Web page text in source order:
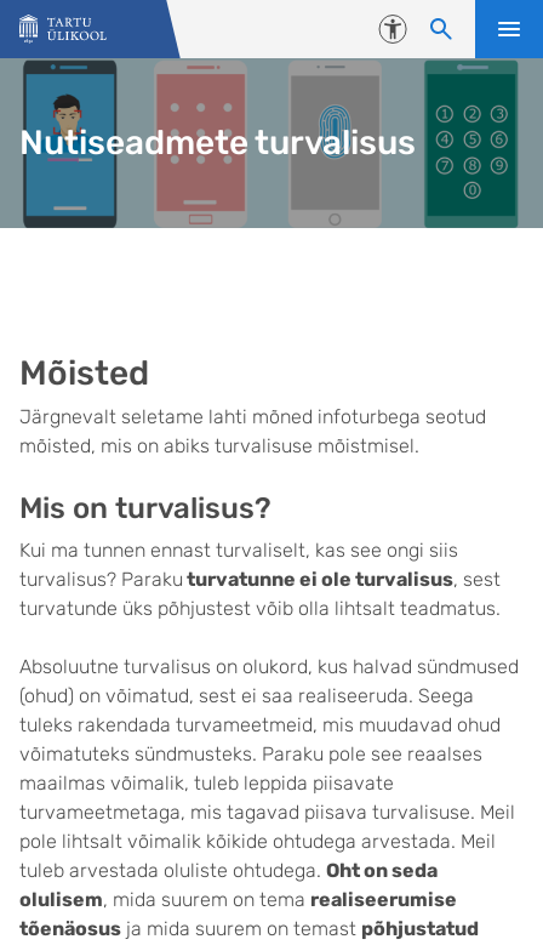
Liigu edasi põhisisu juurde
Juurdepääsetavus
Nutiseadmete turvalisus
Mõisted
Järgnevalt seletame lahti mõned infoturbega seotud
mõisted, mis on abiks turvalisuse mõistmisel.
Mis on turvalisus?
Kui ma tunnen ennast turvaliselt, kas see ongi siis
turvalisus? Paraku turvatunne ei ole turvalisus, sest
turvatunde üks põhjustest võib olla lihtsalt teadmatus.
Absoluutne turvalisus on olukord, kus halvad sündmused
(ohud) on võimatud, sest ei saa realiseeruda. Seega
tuleks rakendada turvameetmeid, mis muudavad ohud
võimatuteks sündmusteks. Paraku pole see reaalses
maailmas võimalik, tuleb leppida piisavate
turvameetmetaga, mis tagavad piisava turvalisuse. Meil
pole lihtsalt võimalik kõikide ohtudega arvestada. Meil
tuleb arvestada oluliste ohtudega. Oht on seda
olulisem, mida suurem on tema realiseerumise
tõenäosus ja mida suurem on temast põhjustatud